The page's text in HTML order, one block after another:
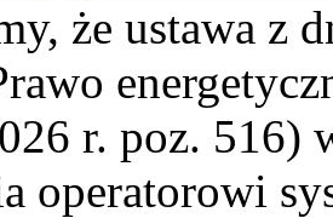
że ustawa z
r. poz. 516)
operatorowi